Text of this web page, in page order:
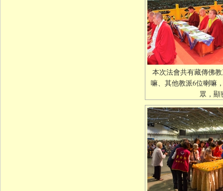
本次法會共有藏傳佛
嘛、其他教派6位喇嘛
眾，顯